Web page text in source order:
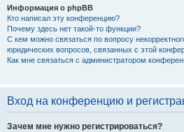
Информация о phpBB
Кто написал эту конференцию?
Почему здесь нет такой-то функции?
С кем можно связаться по вопросу
юридических вопросов, связанных с этой
Как мне связаться с администратором
Вход на конференцию и
Зачем мне нужно регистрироваться?